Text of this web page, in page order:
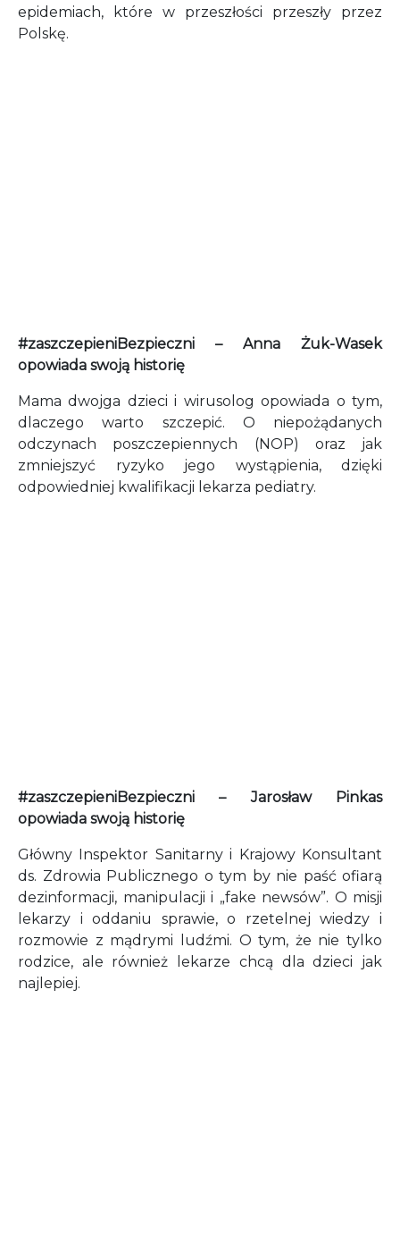
epidemiach, które w przeszłości przeszły przez
Polskę.
#zaszczepieniBezpieczni – Anna Żuk-Wasek
opowiada swoją historię
Mama dwojga dzieci i wirusolog opowiada o tym,
dlaczego warto szczepić. O niepożądanych
odczynach poszczepiennych (NOP) oraz jak
zmniejszyć ryzyko jego wystąpienia, dzięki
odpowiedniej kwalifikacji lekarza pediatry.
#zaszczepieniBezpieczni – Jarosław Pinkas
opowiada swoją historię
Główny Inspektor Sanitarny i Krajowy Konsultant
ds. Zdrowia Publicznego o tym by nie paść ofiarą
dezinformacji, manipulacji i „fake newsów”. O misji
lekarzy i oddaniu sprawie, o rzetelnej wiedzy i
rozmowie z mądrymi ludźmi. O tym, że nie tylko
rodzice, ale również lekarze chcą dla dzieci jak
najlepiej.